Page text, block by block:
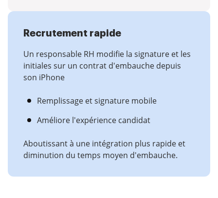
Recrutement rapide
Un responsable RH modifie la signature et les
initiales sur un contrat d'embauche depuis
son iPhone
Remplissage et signature mobile
Améliore l'expérience candidat
Aboutissant à une intégration plus rapide et
diminution du temps moyen d'embauche.